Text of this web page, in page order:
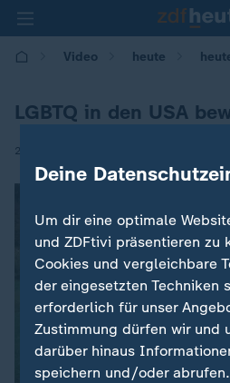
Video heute
LGBTQ in den USA
24.10.2017 | 18:30
Deine
Um dir eine optimale
und ZDFtivi präsentieren zu
Cookies und vergleichbare
der eingesetzten Techniken
erforderlich für unser
Zustimmung dürfen wir und
darüber hinaus
speichern und/oder